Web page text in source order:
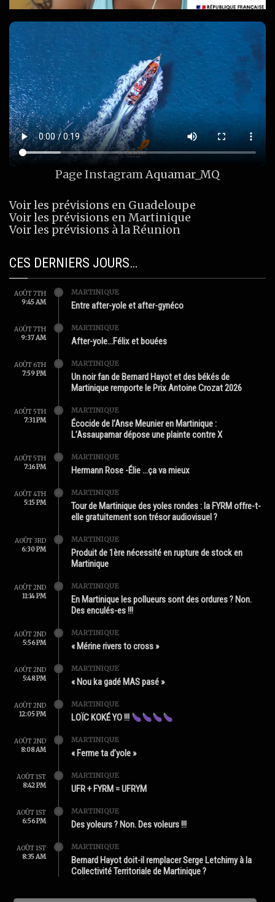
Page InstagramAquamar_MQ
Voir les prévisions en Guadeloupe
Voir les prévisions en Martinique
Voir les prévisions à la Réunion
CES DERNIERS JOURS…
AOÛT 7TH
9:45 AM
MARTINIQUE
Entre after-yole et after-gynéco
AOÛT 7TH
9:37 AM
MARTINIQUE
After-yole…Félix et bouées
AOÛT 6TH
7:59 PM
MARTINIQUE
Un noir fan de Bernard Hayot et des békés de
Martinique remporte le Prix Antoine Crozat 2026
AOÛT 5TH
7:31 PM
MARTINIQUE
Écocide de l’Anse Meunier en Martinique :
L’Assaupamar dépose une plainte contre X
AOÛT 5TH
7:16 PM
MARTINIQUE
Hermann Rose -Élie …ça va mieux
AOÛT 4TH
5:15 PM
MARTINIQUE
Tour de Martinique des yoles rondes : la FYRM offre-t-
elle gratuitement son trésor audiovisuel ?
AOÛT 3RD
6:30 PM
MARTINIQUE
Produit de 1ère nécessité en rupture de stock en
Martinique
AOÛT 2ND
11:14 PM
MARTINIQUE
En Martinique les pollueurs sont des ordures ? Non.
Des enculés-es !!!
AOÛT 2ND
5:56 PM
MARTINIQUE
« Mérine rivers to cross »
AOÛT 2ND
5:48 PM
MARTINIQUE
« Nou ka gadé MAS pasé »
AOÛT 2ND
12:05 PM
MARTINIQUE
LOÏC KOKÉ YO !!!
AOÛT 2ND
8:08 AM
MARTINIQUE
« Ferme ta d’yole »
AOÛT 1ST
8:42 PM
MARTINIQUE
UFR + FYRM = UFRYM
AOÛT 1ST
6:56 PM
MARTINIQUE
Des yoleurs ? Non. Des voleurs !!!
AOÛT 1ST
8:35 AM
MARTINIQUE
Bernard Hayot doit-il remplacer Serge Letchimy à la
Collectivité Territoriale de Martinique ?